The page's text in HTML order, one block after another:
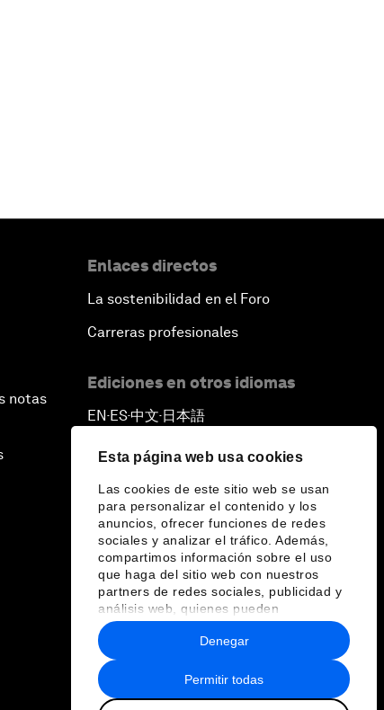
Esta página web usa cookies
Las cookies de este sitio web se usan
para personalizar el contenido y los
anuncios, ofrecer funciones de redes
sociales y analizar el tráfico. Además,
compartimos información sobre el uso
que haga del sitio web con nuestros
partners de redes sociales, publicidad y
análisis web, quienes pueden
combinarla con otra información que les
haya proporcionado o que hayan
recopilado a partir del uso que haya
hecho de sus servicios.
Permitir todas
Denegar
notas
Enlaces directos
La sostenibilidad en el Foro
Carreras profesionales
Ediciones en otros idiomas
EN ▪ ES▪中文▪ 日本語